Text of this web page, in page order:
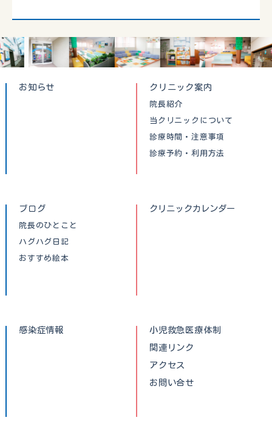
お知らせ クリニック案内
院長紹介
当クリニックについて
診療時間・注意事項
診療予約・利用方法
ブログ
院長のひとこと
ハグハグ日記
おすすめ絵本
クリニックカレンダー
感染症情報
小児救急医療体制
関連リンク
アクセス
お問い合せ